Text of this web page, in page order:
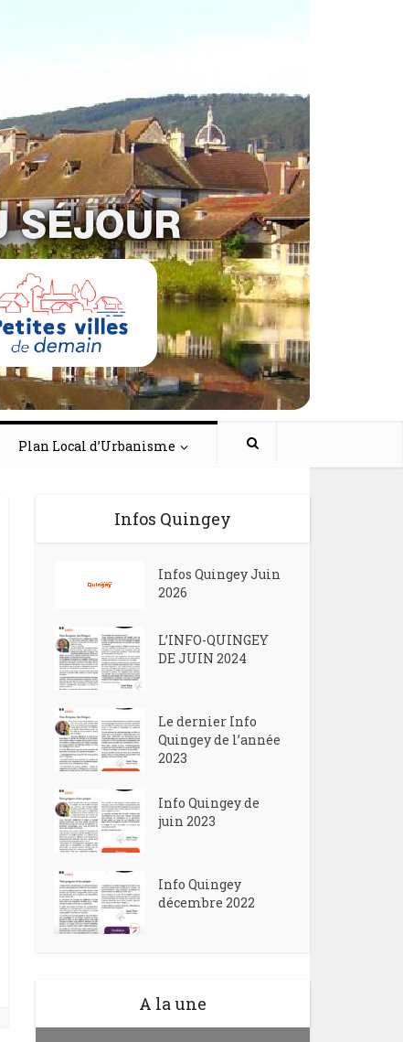
Plan Local d’Urbanisme
Infos Quingey
Infos Quingey Juin
2026
L’INFO-QUINGEY
DE JUIN 2024
Le dernier Info
Quingey de l’année
2023
Info Quingey de
juin 2023
Info Quingey
décembre 2022
A la une